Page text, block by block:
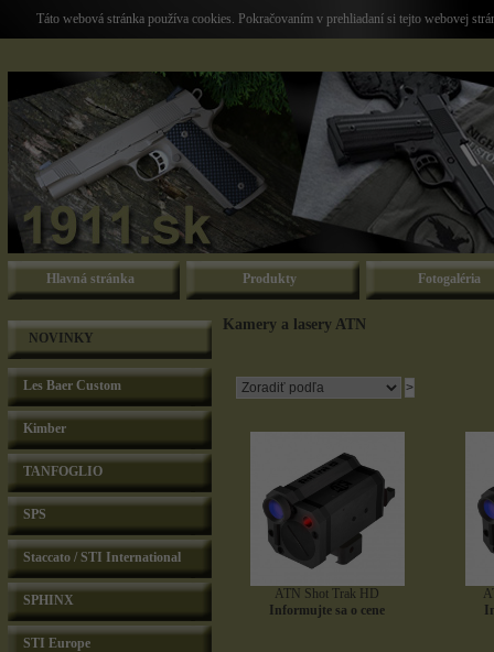
Táto webová stránka používa cookies. Pokračovaním v prehliadaní si tejto webovej
Hlavná stránka Produkty Fotogaléria
NOVINKY
Les Baer Custom
Kimber
TANFOGLIO
SPS
Staccato / STI International
SPHINX
STI Europe
Kamery a lasery ATN
ATN Shot Trak HD
Informujte sa o cene